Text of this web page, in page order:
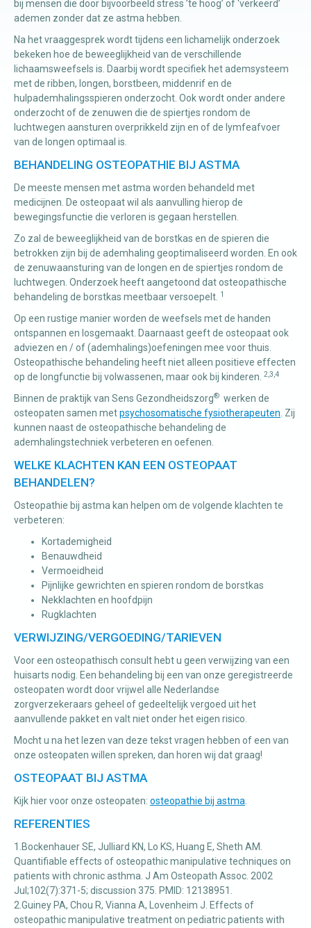
bij mensen die door bijvoorbeeld stress ’te hoog’ of ‘verkeerd’
ademen zonder dat ze astma hebben.
Na het vraaggesprek wordt tijdens een lichamelijk onderzoek
bekeken hoe de beweeglijkheid van de verschillende
lichaamsweefsels is. Daarbij wordt specifiek het ademsysteem
met de ribben, longen, borstbeen, middenrif en de
hulpademhalingsspieren onderzocht. Ook wordt onder andere
onderzocht of de zenuwen die de spiertjes rondom de
luchtwegen aansturen overprikkeld zijn en of de lymfeafvoer
van de longen optimaal is.
BEHANDELING OSTEOPATHIE BIJ ASTMA
De meeste mensen met astma worden behandeld met
medicijnen. De osteopaat wil als aanvulling hierop de
bewegingsfunctie die verloren is gegaan herstellen.
Zo zal de beweeglijkheid van de borstkas en de spieren die
betrokken zijn bij de ademhaling geoptimaliseerd worden. En ook
de zenuwaansturing van de longen en de spiertjes rondom de
luchtwegen. Onderzoek heeft aangetoond dat osteopathische
behandeling de borstkas meetbaar versoepelt. 1
Op een rustige manier worden de weefsels met de handen
ontspannen en losgemaakt. Daarnaast geeft de osteopaat ook
adviezen en / of (ademhalings)oefeningen mee voor thuis.
Osteopathische behandeling heeft niet alleen positieve effecten
op de longfunctie bij volwassenen, maar ook bij kinderen. 2,3,4
Binnen de praktijk van Sens Gezondheidszorg® werken de
osteopaten samen metpsychosomatische fysiotherapeuten . Zij
kunnen naast de osteopathische behandeling de
ademhalingstechniek verbeteren en oefenen.
WELKE KLACHTEN KAN EEN OSTEOPAAT
BEHANDELEN?
Osteopathie bij astma kan helpen om de volgende klachten te
verbeteren:
Kortademigheid
Benauwdheid
Vermoeidheid
Pijnlijke gewrichten en spieren rondom de borstkas
Nekklachten en hoofdpijn
Rugklachten
VERWIJZING/VERGOEDING/TARIEVEN
Voor een osteopathisch consult hebt u geen verwijzing van een
huisarts nodig. Een behandeling bij een van onze geregistreerde
osteopaten wordt door vrijwel alle Nederlandse
zorgverzekeraars geheel of gedeeltelijk vergoed uit het
aanvullende pakket en valt niet onder het eigen risico.
Mocht u na het lezen van deze tekst vragen hebben of een van
onze osteopaten willen spreken, dan horen wij dat graag!
OSTEOPAAT BIJ ASTMA
Kijk hier voor onze osteopaten: osteopathie bij astma
REFERENTIES
1.Bockenhauer SE, Julliard KN, Lo KS, Huang E, Sheth AM.
Quantifiable effects of osteopathic manipulative techniques on
patients with chronic asthma. J Am Osteopath Assoc. 2002
Jul;102(7):371-5; discussion 375. PMID: 12138951.
2.Guiney PA, Chou R, Vianna A, Lovenheim J. Effects of
osteopathic manipulative treatment on pediatric patients with